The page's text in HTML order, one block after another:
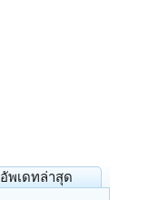
อัพเดทล่าสุด